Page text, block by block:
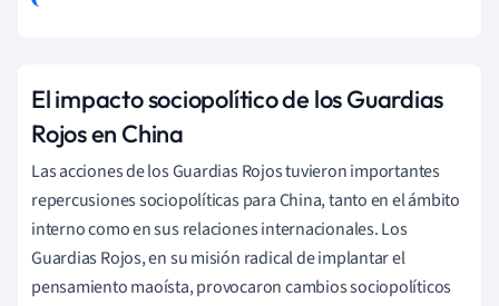
El impacto sociopolítico de los Guardias
Rojos en China
Las acciones de los Guardias Rojos tuvieron importantes
repercusiones sociopolíticas para China, tanto en el ámbito
interno como en sus relaciones internacionales. Los
Guardias Rojos, en su misión radical de implantar el
pensamiento maoísta, provocaron cambios sociopolíticos